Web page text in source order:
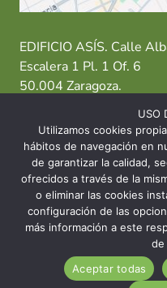
EDIFICIO ASÍS. Calle
Escalera 1 Pl. 1 Of. 6
50.004 Zaragoza.
T: 976 484 949 M:
Sede Zaragoza·Sede
© 2026
INICIO
USO
Utilizamos cookies
hábitos de navegación en
de garantizar la calidad,
ofrecidos a través de la
o eliminar las cookies
configuración de las
más información a este
de
Aceptar todas